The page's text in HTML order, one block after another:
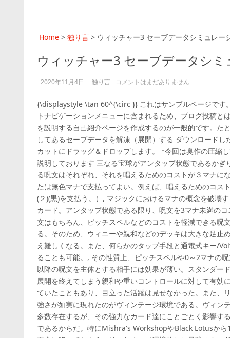
Home > 独り言 > ウィッチャー3 セーブデータシミュレー
ウィッチャー3 セーブデータシ
2020年11月4日 独り言 コメントはまだありません
{\displaystyle \tan 60^{\circ }} これはサンプルページです
トナビゲーションメニューに含まれるため、ブログ投稿
を説明する自己紹介ページを作成するのが一般的です。た
してあるセーブデータを解凍（展開）する ダウンロード
カットにドラッグ＆ドロップします。 ↑今回は臭作の圧縮
説明しております 三なる宝球がアンタップ状態であるか
る呪文はそれぞれ、それを唱えるためのコストが３マナに
たは無色マナで支払ってよい。例えば、唱えるためのコス
(２)(黒)を支払う。）, マジックにおけるマナの概念を破壊
カード。アンタップ状態である限り、呪文を3マナ未満の
文はもちろん、ピッチスペルなどのコストを軽減できる呪
る。そのため、ウィニーや親和などのデッキは大きな足止
え難しくなる。また、何らかのタップ手段と通電式キー/
ることも可能。, その性質上、ピッチスペルや0～2マナの
以降の呪文を主体とする相手には効果が薄い。スタンダー
展開を終えてしまう親和や重いコントロールに対して有効
ていたこともあり、目立った活躍は見せなかった。また、
強さが如実に現れたのがヴィンテージ環境である。ヴィン
多数存在するが、その強力なカード達にことごとく影響す
であるからだ。特にMishra's WorkshopやBlack Lotusか